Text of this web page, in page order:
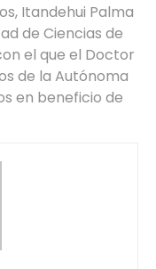
Itandehui Palma
de Ciencias de
el que el Doctor
de la Autónoma
en beneficio de